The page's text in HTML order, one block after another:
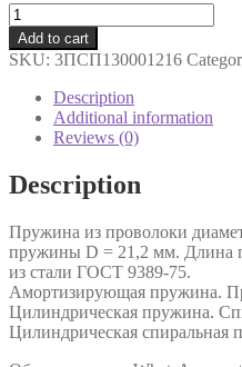
Пружина
сжатия
D-
21,2
L-
110
.
quantity
Add to cart
SKU: 3ПСП130001216
Description
Additional information
Reviews (0)
Description
Пружина из проволоки
пружины D = 21,2 мм. Длина
из стали ГОСТ 9389-75.
Амортизирующая пружина.
Цилиндрическая пружина.
Цилиндрическая